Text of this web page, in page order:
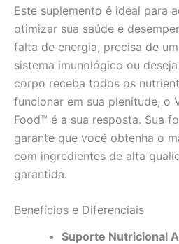
Este suplemento é ideal para
otimizar sua saúde e
falta de energia, precisa de
sistema imunológico ou
corpo receba todos os
funcionar em sua plenitude, o
Food™ é a sua resposta. Sua
garante que você obtenha o
com ingredientes de alta
garantida.
Benefícios e Diferenciais
Suporte Nutricional